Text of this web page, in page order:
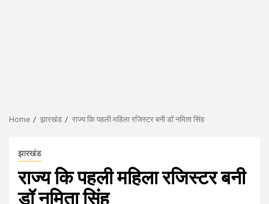
Home झारखंड राज्य कि पहली महिला रजिस्टर बनी डॉ नमिता सिंह
झारखंड
राज्य कि पहली महिला रजिस्टर बनी
डॉ नमिता सिंह